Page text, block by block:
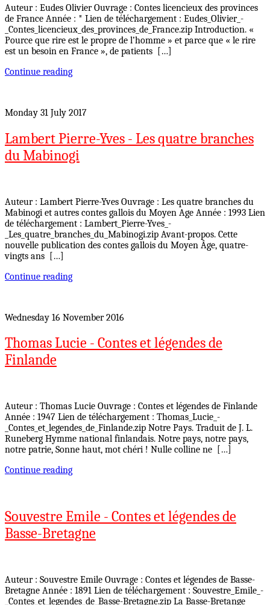
Auteur : Eudes Olivier Ouvrage : Contes licencieux des provinces
de France Année : * Lien de téléchargement : Eudes_Olivier_-
_Contes_licencieux_des_provinces_de_France.zip Introduction. «
Pource que rire est le propre de l’homme » et parce que « le rire
est un besoin en France », de patients […]
Continue reading
Monday 31 July 2017
Lambert Pierre-Yves - Les quatre branches
du Mabinogi
Auteur : Lambert Pierre-Yves Ouvrage : Les quatre branches du
Mabinogi et autres contes gallois du Moyen Age Année : 1993 Lien
de téléchargement : Lambert_Pierre-Yves_-
_Les_quatre_branches_du_Mabinogi.zip Avant-propos. Cette
nouvelle publication des contes gallois du Moyen Âge, quatre-
vingts ans […]
Continue reading
Wednesday 16 November 2016
Thomas Lucie - Contes et légendes de
Finlande
Auteur : Thomas Lucie Ouvrage : Contes et légendes de Finlande
Année : 1947 Lien de téléchargement : Thomas_Lucie_-
_Contes_et_legendes_de_Finlande.zip Notre Pays. Traduit de J. L.
Runeberg Hymme national finlandais. Notre pays, notre pays,
notre patrie, Sonne haut, mot chéri ! Nulle colline ne […]
Continue reading
Souvestre Emile - Contes et légendes de
Basse-Bretagne
Auteur : Souvestre Emile Ouvrage : Contes et légendes de Basse-
Bretagne Année : 1891 Lien de téléchargement : Souvestre_Emile_-
_Contes_et_legendes_de_Basse-Bretagne.zip La Basse-Bretange